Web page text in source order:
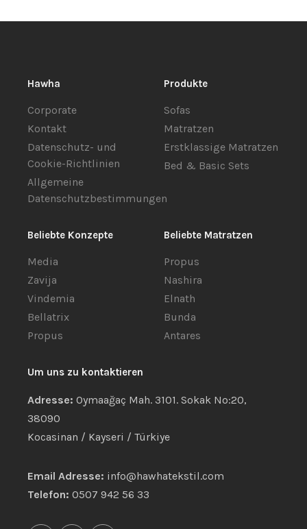
Hawha
Corporate
Kontakt
Datenschutz- und
Cookie-Richtlinien
Allgemeine
Datenschutzbestimmungen
Produkte
Sofas
Matratzen
Erstklassige Matratzen
Bed & Basic Sets
Beliebte Konzepte
Media
Zavija
Vindemia
Bellatrix
Propus
Beliebte Matratzen
Propus
Nashira
Elnath
Bunda
Antares
Um uns zu kontaktieren
Adresse: Oymaağaç Mah. 3101. Sokak No:20,
38090
Kocasinan / Kayseri / Türkiye
Email Adresse: info@hawhatekstil.com
Telefon: 0507 942 56 33